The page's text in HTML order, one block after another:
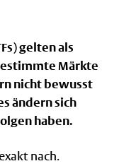
gelten als
Märkte
nicht bewusst
ändern sich
haben.
nach.